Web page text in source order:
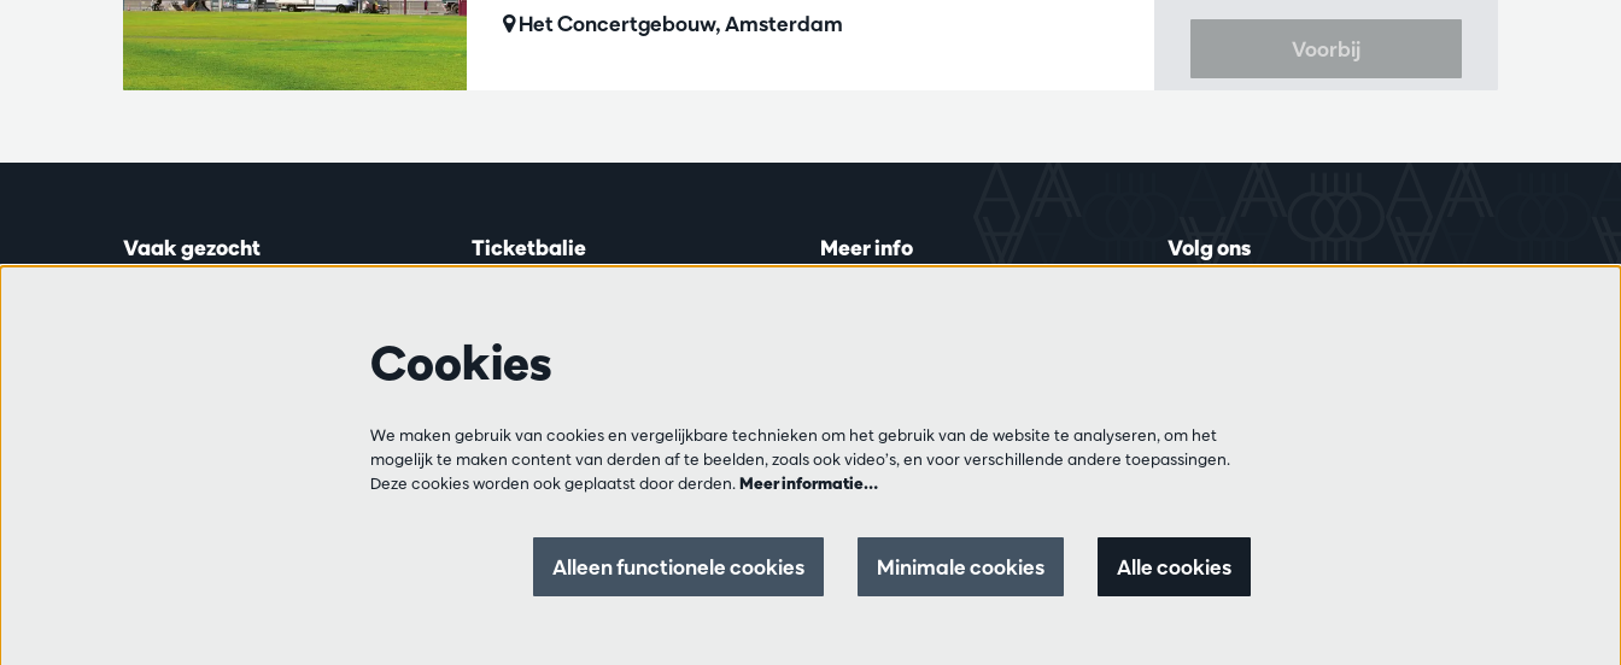
Het Concertgebouw, Amsterdam
Voorbij
Vaak gezocht Ticketbalie
van 14:00 tot 16:45.
+32 3 213 54 06
Bereikbaar op di, do en vr
van 14:00 tot 17:00.
Meer info Volg ons
Cookies
We maken gebruik van cookies en vergelijkbare technieken om het gebruik van de website te analyseren, om het
mogelijk te maken content van derden af te beelden, zoals ook video’s, en voor verschillende andere toepassingen.
Deze cookies worden ook geplaatst door derden.Meer informatie…
Alleen functionele cookies Minimale cookies Alle cookies